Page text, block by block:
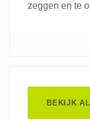
zeggen en te
BEKIJK